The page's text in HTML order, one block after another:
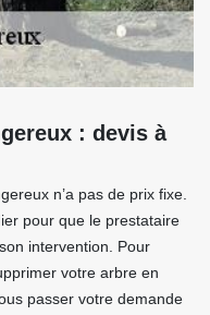
: devis à
n’a pas de prix fixe.
pour que le prestataire
intervention. Pour
votre arbre en
passer votre demande